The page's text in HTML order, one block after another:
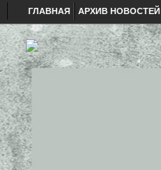
ГЛАВНАЯ АРХИВ НОВОСТЕЙ